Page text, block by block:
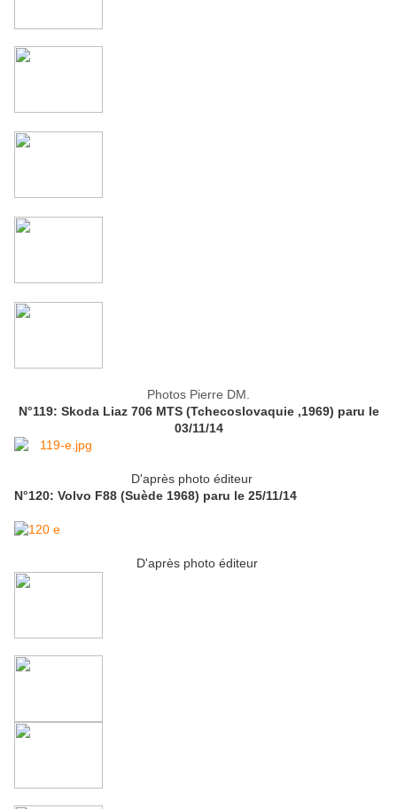
Photos Pierre DM.
N°119: Skoda Liaz 706 MTS (Tchecoslovaquie ,1969) paru le
03/11/14
D'après photo éditeur
N°120: Volvo F88 (Suède 1968) paru le 25/11/14
D'après photo éditeur